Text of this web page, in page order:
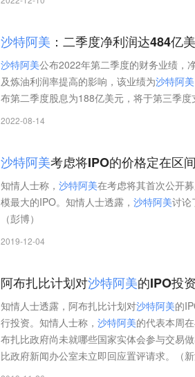
沙特阿美 ：二季度净利润达484亿
沙特阿美公布2022年第二季度的财务业绩，
及炼油利润率提高的影响，该业绩为沙特阿美
布第二季度股息为188亿美元，将于第三季度
2022-08-14
沙特阿美考虑将IPO的价格定在区
知情人士称， 沙特阿美在考虑将其首次公开
模最大的IPO。知情人士透露， 沙特阿美讨论
（彭博）
2019-12-04
阿布扎比计划对沙特阿美的IPO投
知情人士透露，阿布扎比计划对沙特阿美的
行投资。知情人士称， 沙特阿美的代表本周
布扎比政府尚未就哪些国家实体会参与交易
比政府新闻办公室未立即回应置评请求。（新